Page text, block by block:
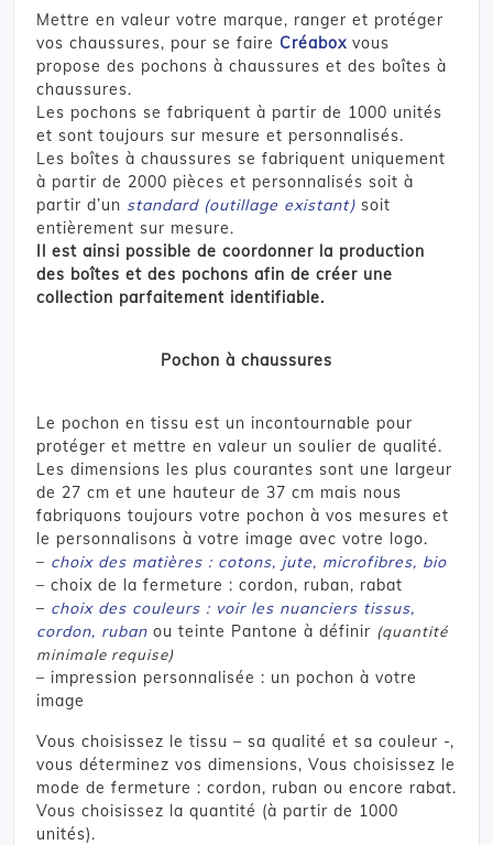
Mettre en valeur votre marque, ranger et protéger
vos chaussures, pour se faire Créabox vous
propose des pochons à chaussures et des boîtes à
chaussures.
Les pochons se fabriquent à partir de 1000 unités
et sont toujours sur mesure et personnalisés.
Les boîtes à chaussures se fabriquent uniquement
à partir de 2000 pièces et personnalisés soit à
partir d’un standard (outillage existant) soit
entièrement sur mesure.
Il est ainsi possible de coordonner la production
des boîtes et des pochons afin de créer une
collection parfaitement identifiable.
Pochon à chaussures
Le pochon en tissu est un incontournable pour
protéger et mettre en valeur un soulier de qualité.
Les dimensions les plus courantes sont une largeur
de 27 cm et une hauteur de 37 cm mais nous
fabriquons toujours votre pochon à vos mesures et
le personnalisons à votre image avec votre logo.
– choix des matières : cotons, jute, microfibres, bio
– choix de la fermeture : cordon, ruban, rabat
– choix des couleurs : voir les nuanciers tissus,
cordon, ruban ou teinte Pantone à définir (quantité
minimale requise)
– impression personnalisée : un pochon à votre
image
Vous choisissez le tissu – sa qualité et sa couleur -,
vous déterminez vos dimensions, Vous choisissez le
mode de fermeture : cordon, ruban ou encore rabat.
Vous choisissez la quantité (à partir de 1000
unités).